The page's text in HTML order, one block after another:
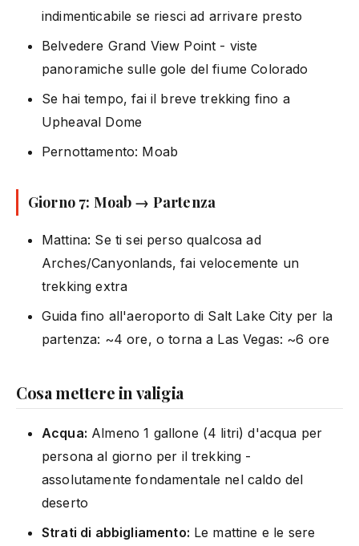
indimenticabile se riesci ad arrivare presto
Belvedere Grand View Point - viste
panoramiche sulle gole del fiume Colorado
Se hai tempo, fai il breve trekking fino a
Upheaval Dome
Pernottamento: Moab
Giorno 7: Moab → Partenza
Mattina: Se ti sei perso qualcosa ad
Arches/Canyonlands, fai velocemente un
trekking extra
Guida fino all'aeroporto di Salt Lake City per la
partenza: ~4 ore, o torna a Las Vegas: ~6 ore
Cosa mettere in valigia
Acqua: Almeno 1 gallone (4 litri) d'acqua per
persona al giorno per il trekking -
assolutamente fondamentale nel caldo del
deserto
Strati di abbigliamento: Le mattine e le sere